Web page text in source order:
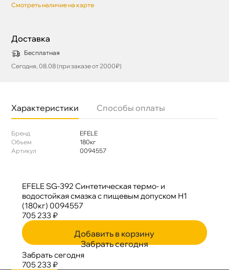
Смотреть наличие на карте
Доставка
Бесплатная
Сегодня, 08.08 (при заказе от 2000₽)
Характеристики Способы оплаты
Бренд
EFELE
Объем
180к
Артикул
0094557
EFELE SG-392 Синтетическая термо- и
одостойкая смазка c пищевым допуском Н1
(180кг) 0094557
705 233 ₽
Добавить в корзину
Забрать сегодня
Забрать сегодня
705 233 ₽